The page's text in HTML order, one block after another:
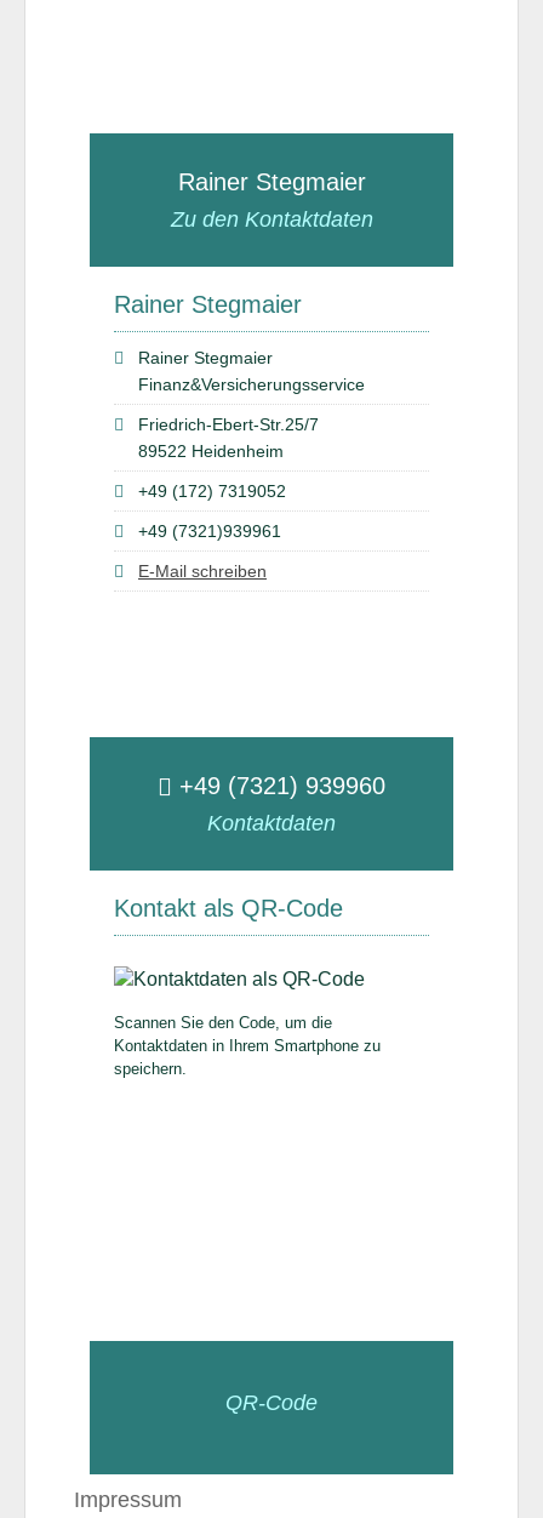
Rainer Stegmaier
Zu den Kontaktdaten
Rainer Stegmaier
Rainer Stegmaier
Finanz&Versicherungsservice
Friedrich-Ebert-Str.25/7
89522 Heidenheim
+49 (172) 7319052
+49 (7321)939961
E-Mail schreiben
+49 (7321) 939960
Kontaktdaten
Kontakt als QR-Code
Scannen Sie den Code, um die
Kontaktdaten in Ihrem Smartphone zu
speichern.
QR-Code
Impressum